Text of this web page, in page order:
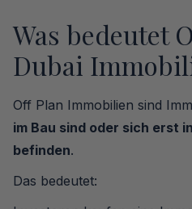
Was bedeutet
Dubai
Off Plan Immobilien sind
im Bau sind oder sich erst
befinden.
Das bedeutet: